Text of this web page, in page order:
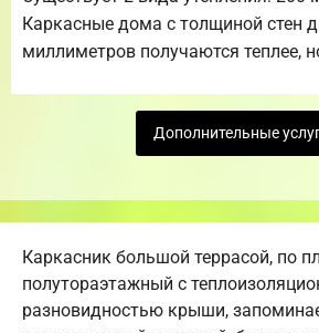
Каркасные дома с толщиной стен
миллиметров получаются теплее,
Дополнительные
Каркасник большой террасой, по
полутораэтажный с
разновидностью крыши,